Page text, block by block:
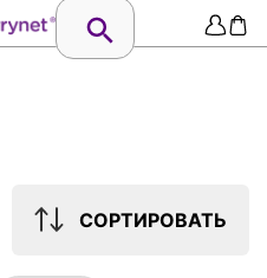
СОРТИРОВАТЬ